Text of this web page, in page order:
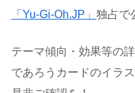
「Yu-Gi-Oh.JP」 独占で
テーマ傾向・効果等の
であろうカードのイラ